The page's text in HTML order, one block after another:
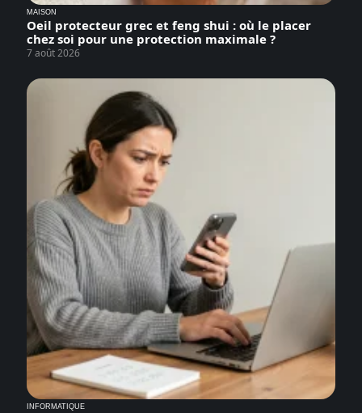
MAISON
Oeil protecteur grec et feng shui : où le placer
chez soi pour une protection maximale ?
7 août 2026
INFORMATIQUE